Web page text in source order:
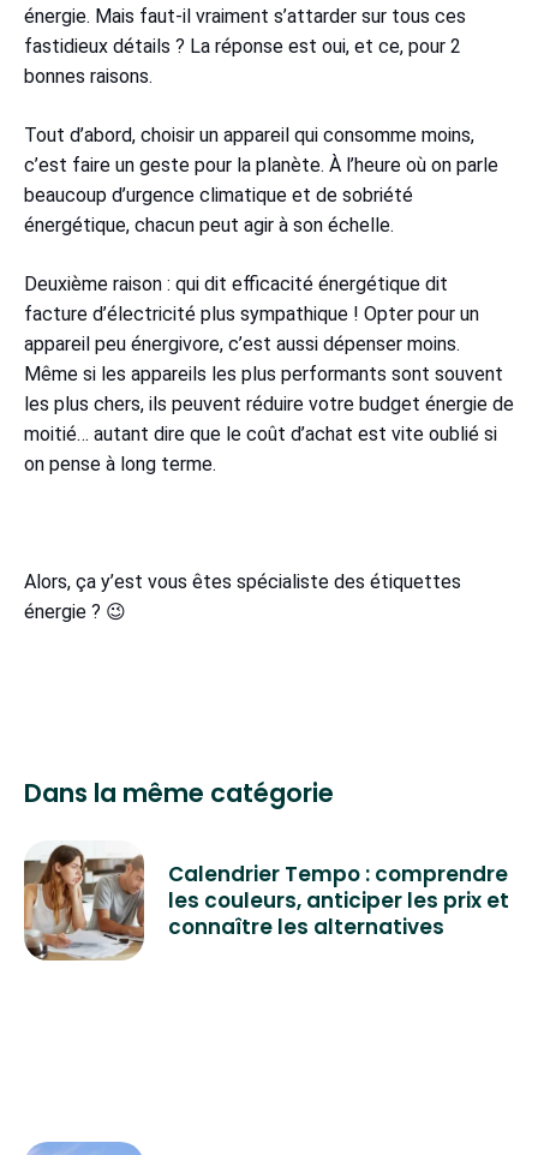
énergie. Mais faut-il vraiment s’attarder sur tous ces
fastidieux détails ? La réponse est oui, et ce, pour 2
bonnes raisons.
Tout d’abord, choisir un appareil qui consomme moins,
c’est faire un geste pour la planète. À l’heure où on parle
beaucoup d’urgence climatique et de sobriété
énergétique, chacun peut agir à son échelle.
Deuxième raison : qui dit efficacité énergétique dit
facture d’électricité plus sympathique ! Opter pour un
appareil peu énergivore, c’est aussi dépenser moins.
Même si les appareils les plus performants sont souvent
les plus chers, ils peuvent réduire votre budget énergie de
moitié… autant dire que le coût d’achat est vite oublié si
on pense à long terme.
Alors, ça y’est vous êtes spécialiste des étiquettes
énergie ? 😉
Dans la même catégorie
Calendrier Tempo : comprendre
les couleurs, anticiper les prix et
connaître les alternatives